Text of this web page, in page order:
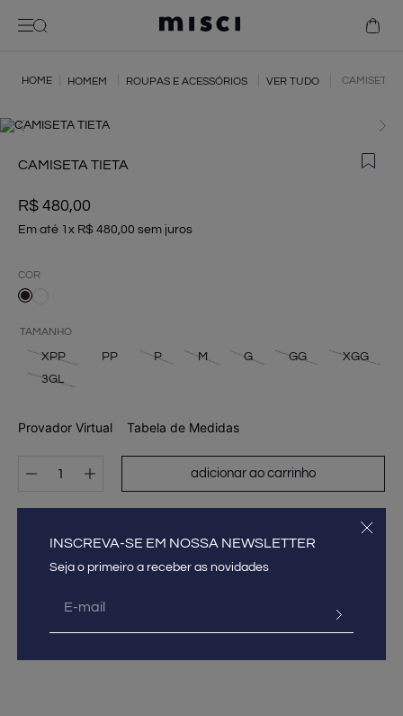
INSCREVA-SE EM NOSSA NEWSLETTER
HOMEM ROUPAS E ACESSÓRIOS VER TUDO CAMISETA
CAMISETA TIETA
R$ 480,00
Em até 1 x R$ 480,00 sem juros
COR
TAMANHO
3GL
G GG
M
P
PP XGG
XPP
Provador Virtual Tabela de Medidas
adicionar ao carrinho
DESCRIÇÃO E DETALHES DO PRODUTO
GUIA DE MEDIDAS
COMPOSIÇÃO
camisa
camiseta
betty